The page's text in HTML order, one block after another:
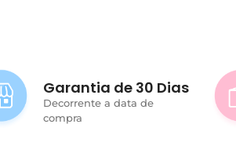
Garantia de 30 Dias
Decorrente a data de
compra